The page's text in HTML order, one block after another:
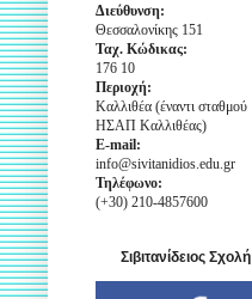
Διεύθυνση:
Θεσσαλονίκης 151
Ταχ. Κώδικας:
176 10
Περιοχή:
Καλλιθέα (έναντι σταθμού
ΗΣΑΠ Καλλιθέας)
E-mail:
info@sivitanidios.edu.gr
Τηλέφωνο:
(+30) 210-4857600
Σιβιτανίδειος Σχολή